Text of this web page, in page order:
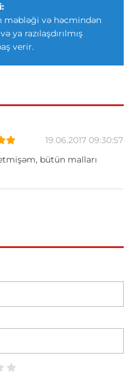
məbləği və həcmindən
ya razılaşdırılmış
verir.
19.06.2017 09:30:57
bütün malları